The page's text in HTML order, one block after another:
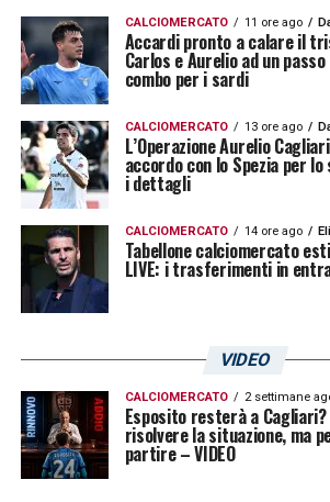
CALCIOMERCATO 11 ore ago
Accardi pronto a calare il
Carlos e Aurelio ad un
combo per i sardi
CALCIOMERCATO 13 ore ago
L’Operazione Aurelio
accordo con lo Spezia per
i dettagli
CALCIOMERCATO 14 ore ago
Tabellone calciomercato
LIVE: i trasferimenti in
VIDEO
CALCIOMERCATO 2 settimane
Esposito resterà a Cagliari?
risolvere la situazione, ma
partire – VIDEO